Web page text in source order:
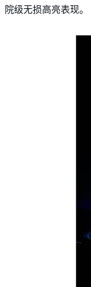
院级无损高亮表现。